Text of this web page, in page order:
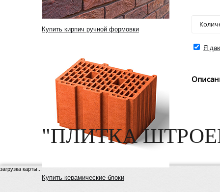
Купить кирпич ручной формовки
Купить керамические блоки
Я
"ПЛИТКА
загрузка карты...